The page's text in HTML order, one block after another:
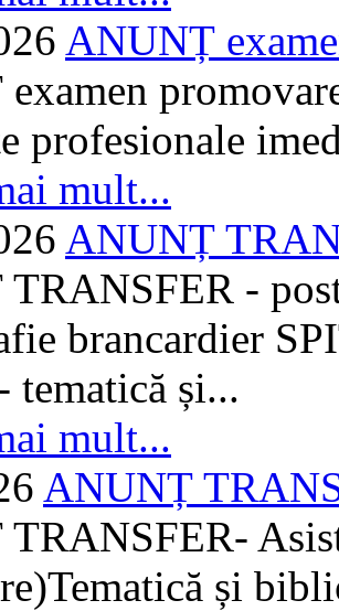
ANUNȚ
profesionale
mult...
ANUNȚ
-
brancardier
tematică și...
mult...
ANUNȚ
și